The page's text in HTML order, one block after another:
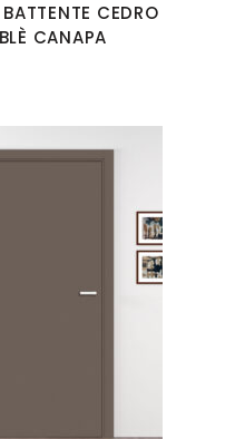
CEDRO
CANAPA